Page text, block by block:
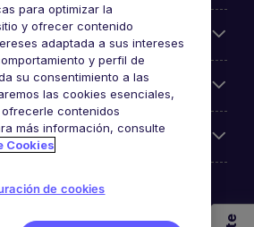
para optimizar la
y ofrecer contenido
adaptada a sus intereses
y perfil de
su consentimiento a las
las cookies esenciales,
contenidos
más información, consulte
Cookies
de cookies